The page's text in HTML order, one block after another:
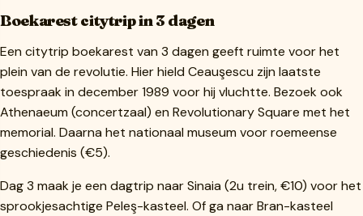
Boekarest citytrip in 3 dagen
Een citytrip boekarest van 3 dagen geeft ruimte voor het
plein van de revolutie. Hier hield Ceauşescu zijn laatste
toespraak in december 1989 voor hij vluchtte. Bezoek ook
Athenaeum (concertzaal) en Revolutionary Square met het
memorial. Daarna het nationaal museum voor roemeense
geschiedenis (€5).
Dag 3 maak je een dagtrip naar Sinaia (2u trein, €10) voor het
sprookjesachtige Peleş-kasteel. Of ga naar Bran-kasteel